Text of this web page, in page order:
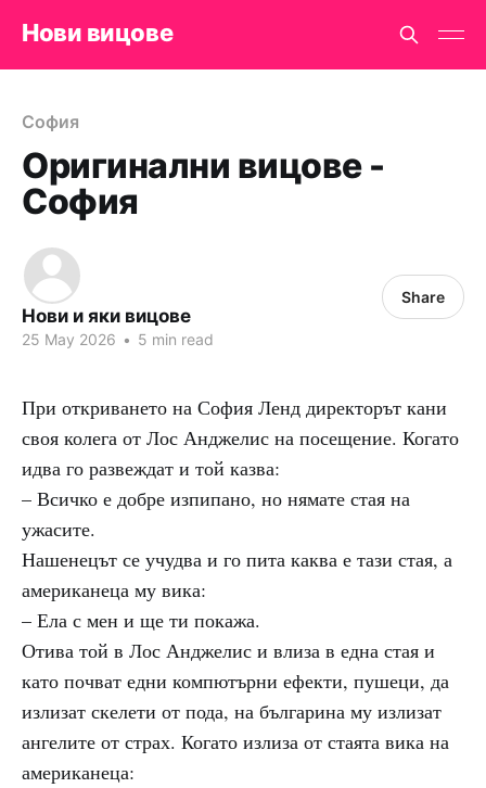
Нови вицове
София
Оригинални вицове -
София
Нови и яки вицове
25 May 2026 • 5 min read
Share
При откриването на София Ленд директорът кани
своя колега от Лос Анджелис на посещение. Когато
идва го развеждат и той казва:
– Всичко е добре изпипано, но нямате стая на
ужасите.
Нашенецът се учудва и го пита каква е тази стая, а
американеца му вика:
– Ела с мен и ще ти покажа.
Отива той в Лос Анджелис и влиза в една стая и
като почват едни компютърни ефекти, пушеци, да
излизат скелети от пода, на българина му излизат
ангелите от страх. Когато излиза от стаята вика на
американеца: